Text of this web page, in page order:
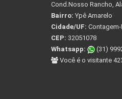
Cond.Nosso Rancho,
Bairro: Ypê Amarelo
Cidade/UF: Contagem-
CEP: 32051078
Whatsapp:
(31)
Você é o visitante